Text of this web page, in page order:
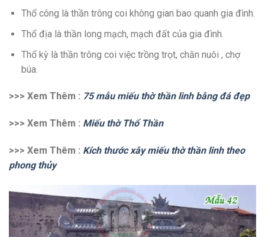
Thổ công là thần trông coi không gian bao quanh gia đình.
Thổ địa là thần long mạch, mạch đất của gia đình.
Thổ kỳ là thần trông coi việc trồng trọt, chăn nuôi , chợ
búa.
>>> Xem Thêm : 75 mẫu miếu thờ thần linh bằng đá đẹp
>>> Xem Thêm : Miếu thờ Thổ Thần
>>> Xem Thêm : Kích thước xây miếu thờ thần linh theo
phong thủy